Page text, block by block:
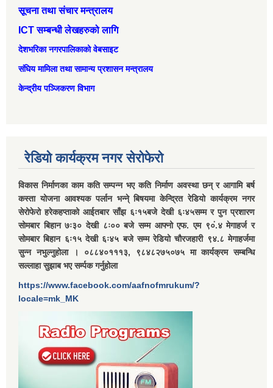
सूचना तथा संचार मन्त्रालय
ICT सम्बन्धी लेखहरुको लागि
देशभरिका नगरपालिकाको वेबसाइट
संघिय मामिला तथा सामान्‍य प्रशासन मन्त्रालय
केन्द्रीय पञ्जिकरण विभाग
रेडियो कार्यक्रम नगर सेरोफेरो
विकास निर्माणका काम कति सम्पन्न भए कति निर्माण अवस्था छन् र आगामि बर्ष
कस्ता योजना आवश्यक पर्लान भन्ने् बिषयमा केन्द्रित रेडियो कार्यक्रम नगर
सेरोफेरो हरेकहप्ताको आईतबार साँझ ६ः१५बजे देखी ६ः४५सम्म र पुन प्रशारण
सोमबार बिहान ७ः३० देखी ८ः०० बजे सम्म आफ्नो एफ. एम ९०ं.४ मेगाहर्ज र
सोमबार बिहान ६ः१५ देखी ६ः४५ बजे सम्म रेडियो चौरजहारी ९४.८ मेगाहर्जमा
सुन्न नभुल्नुहोला । ०८८४०१११३, ९८४८२७५०७५ मा कार्यक्रम सम्बन्धि
सल्लाहा सुझाब भए सर्म्पक गर्नुहोला
https://www.facebook.com/aafnofmrukum/?
locale=mk_MK